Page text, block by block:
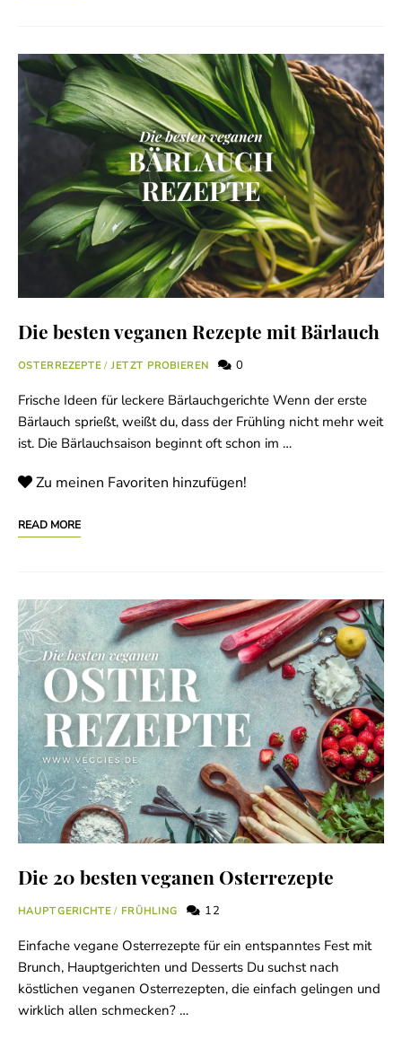
Die besten veganen Rezepte mit Bärlauch
OSTERREZEPTE / JETZT PROBIEREN 0
Frische Ideen für leckere Bärlauchgerichte Wenn der erste
Bärlauch sprießt, weißt du, dass der Frühling nicht mehr weit
ist. Die Bärlauchsaison beginnt oft schon im …
Zu meinen Favoriten hinzufügen!
READ MORE
Die 20 besten veganen Osterrezepte
HAUPTGERICHTE / FRÜHLING 12
Einfache vegane Osterrezepte für ein entspanntes Fest mit
Brunch, Hauptgerichten und Desserts Du suchst nach
köstlichen veganen Osterrezepten, die einfach gelingen und
wirklich allen schmecken? …